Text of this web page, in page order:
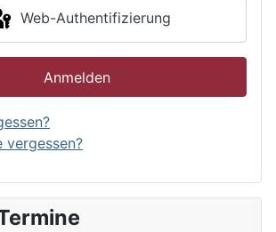
Web-Authentifizierung
Anmelden
vergessen?